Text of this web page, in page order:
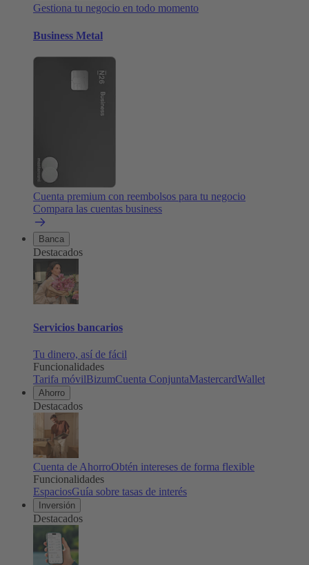
Gestiona tu negocio en todo momento
Business Metal
Cuenta premium con reembolsos para tu negocio
Compara las cuentas business
Banca
Destacados
Servicios bancarios
Tu dinero, así de fácil
Funcionalidades
Tarifa móvilBizumCuenta ConjuntaMastercardWallet
Ahorro
Destacados
Cuenta de AhorroObtén intereses de forma flexible
Funcionalidades
EspaciosGuía sobre tasas de interés
Inversión
Destacados